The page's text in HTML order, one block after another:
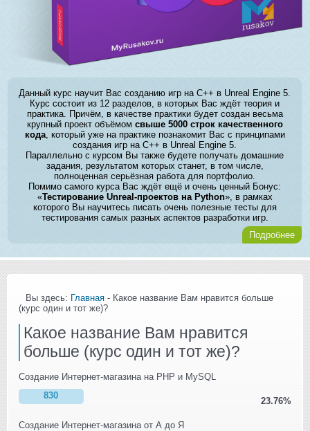
Данный курс научит Вас созданию игр на C++ в Unreal Engine 5.
Курс состоит из 12 разделов, в которых Вас ждёт теория и
практика. Причём, в качестве практики будет создан весьма
крупный проект объёмом свыше 5000 строк качественного
кода, который уже на практике познакомит Вас с принципами
создания игр на C++ в Unreal Engine 5.
Параллельно с курсом Вы также будете получать домашние
задания, результатом которых станет, в том числе,
полноценная серьёзная работа для портфолио.
Помимо самого курса Вас ждёт ещё и очень ценный Бонус:
«Тестирование Unreal-проектов на Python», в рамках
которого Вы научитесь писать очень полезные тесты для
тестирования самых разных аспектов разработки игр.
Подробнее
Вы здесь: Главная - Какое название Вам нравится больше
(курс один и тот же)?
Какое название Вам нравится
больше (курс один и тот же)?
Создание Интернет-магазина на PHP и MySQL
830
23.76%
Создание Интернет-магазина от А до Я